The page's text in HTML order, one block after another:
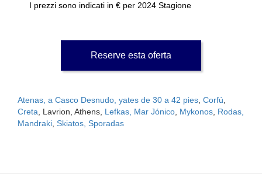
I prezzi sono indicati in € per 2024 Stagione
Reserve esta oferta
Atenas, a Casco Desnudo, yates de 30 a 42 pies Corfú
Creta , Lavrion, Athens, Lefkas, Mar Jónico Mykonos Rodas,
Mandraki Skiatos, Sporadas